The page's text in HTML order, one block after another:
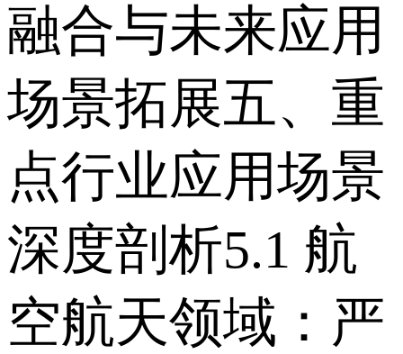
融合与未来应用
场景拓展 五、重
点行业应用场景
深度剖析 5.1 航
空航天领域：严